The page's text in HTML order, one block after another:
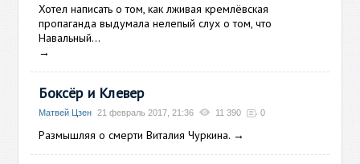
Хотел написать о том, как лживая кремлёвская
пропаганда выдумала нелепый слух о том, что
Навальный...
→
Боксёр и Клевер
Матвей Цзен 21 февраль 2017, 21:36 11 390 0
Размышляя о смерти Виталия Чуркина. →